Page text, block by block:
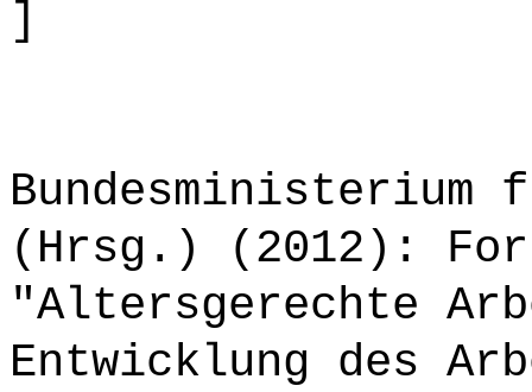
]
(Hrsg.) (2012):
"Altersgerechte
Entwicklung des